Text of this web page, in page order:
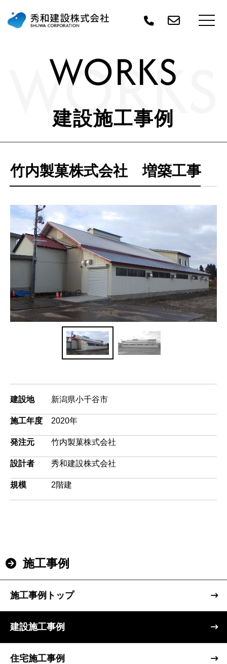
トップページ
建設
WORKS
WORKS
建設施工事例
竹内製菓株式会社 増築工事
建設地 新潟県小千谷市
施工年度 2020年
発注元 竹内製菓株式会社
設計者 秀和建設株式会社
規模 2階建
施工事例
施工事例トップ
建設施工事例
住宅施工事例